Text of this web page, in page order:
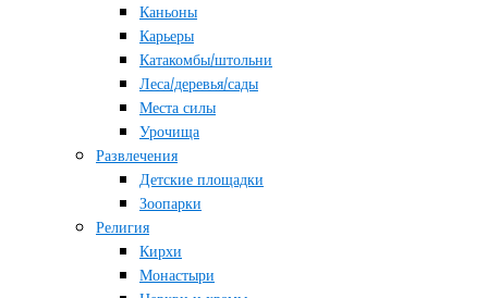
Каньоны
Карьеры
Катакомбы/штольни
Леса/деревья/сады
Места силы
Урочища
Развлечения
Детские площадки
Зоопарки
Религия
Кирхи
Монастыри